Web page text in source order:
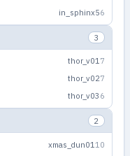
in_sphinx56
3
thor_v017
thor_v027
thor_v03 6
2
xmas_dun01 10